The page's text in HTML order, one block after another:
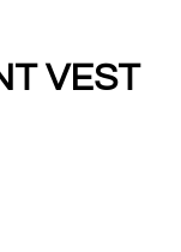
VEST